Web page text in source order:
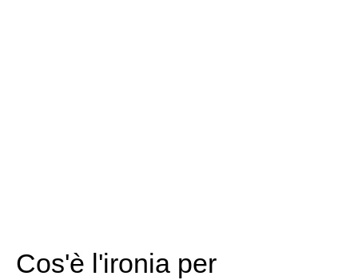
Cos'è l'ironia per